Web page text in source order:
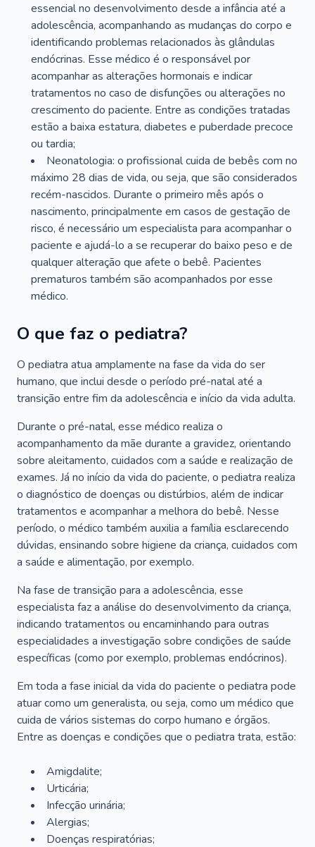
essencial no desenvolvimento desde a infância até a
adolescência, acompanhando as mudanças do corpo e
identificando problemas relacionados às glândulas
endócrinas. Esse médico é o responsável por
acompanhar as alterações hormonais e indicar
tratamentos no caso de disfunções ou alterações no
crescimento do paciente. Entre as condições tratadas
estão a baixa estatura, diabetes e puberdade precoce
ou tardia;
Neonatologia: o profissional cuida de bebês com no
máximo 28 dias de vida, ou seja, que são considerados
recém-nascidos. Durante o primeiro mês após o
nascimento, principalmente em casos de gestação de
risco, é necessário um especialista para acompanhar o
paciente e ajudá-lo a se recuperar do baixo peso e de
qualquer alteração que afete o bebê. Pacientes
prematuros também são acompanhados por esse
médico.
O que faz o pediatra?
O pediatra atua amplamente na fase da vida do ser
humano, que inclui desde o período pré-natal até a
transição entre fim da adolescência e início da vida adulta.
Durante o pré-natal, esse médico realiza o
acompanhamento da mãe durante a gravidez, orientando
sobre aleitamento, cuidados com a saúde e realização de
exames. Já no início da vida do paciente, o pediatra realiza
o diagnóstico de doenças ou distúrbios, além de indicar
tratamentos e acompanhar a melhora do bebê. Nesse
período, o médico também auxilia a família esclarecendo
dúvidas, ensinando sobre higiene da criança, cuidados com
a saúde e alimentação, por exemplo.
Na fase de transição para a adolescência, esse
especialista faz a análise do desenvolvimento da criança,
indicando tratamentos ou encaminhando para outras
especialidades a investigação sobre condições de saúde
específicas (como por exemplo, problemas endócrinos).
Em toda a fase inicial da vida do paciente o pediatra pode
atuar como um generalista, ou seja, como um médico que
cuida de vários sistemas do corpo humano e órgãos.
Entre as doenças e condições que o pediatra trata, estão:
Amigdalite;
Urticária;
Infecção urinária;
Alergias;
Doenças respiratórias;